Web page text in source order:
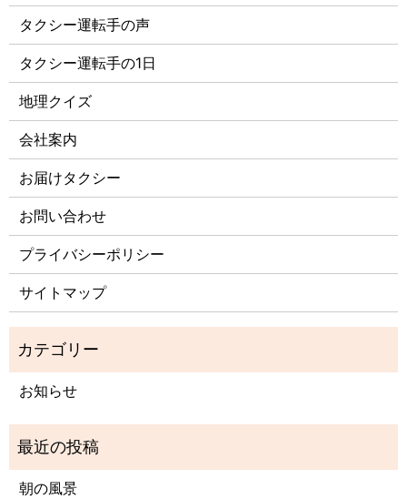
タクシー運転手の声
タクシー運転手の1日
地理クイズ
会社案内
お届けタクシー
お問い合わせ
プライバシーポリシー
サイトマップ
お知らせ
朝の風景